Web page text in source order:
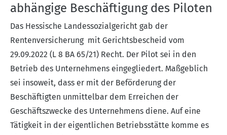
abhängige Beschäftigung des Piloten
Das Hessische Landessozialgericht gab der
Rentenversicherung mit Gerichtsbescheid vom
29.09.2022 (L 8 BA 65/21) Recht. Der Pilot sei in den
Betrieb des Unternehmens eingegliedert. Maßgeblich
sei insoweit, dass er mit der Beförderung der
Beschäftigten unmittelbar dem Erreichen der
Geschäftszwecke des Unternehmens diene. Auf eine
Tätigkeit in der eigentlichen Betriebsstätte komme es